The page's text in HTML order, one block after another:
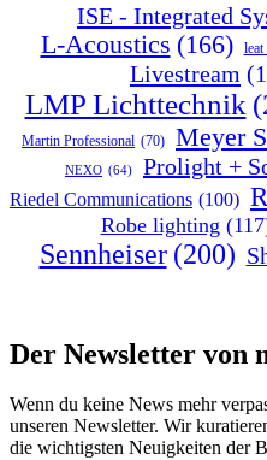
ISE - Integrated
L-Acoustics (166) leat
Livestream
LMP Lichttechnik
Martin Professional (70) Meyer
NEXO (64) Prolight +
Riedel Communications (100)
Robe lighting
Sennheiser (200)
Der Newsletter von
Wenn du keine News mehr
unseren Newsletter. Wir
die wichtigsten Neuigkeiten der